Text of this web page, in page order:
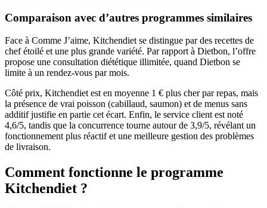
Comparaison avec d’autres programmes similaires
Face à Comme J’aime, Kitchendiet se distingue par des recettes de
chef étoilé et une plus grande variété. Par rapport à Dietbon, l’offre
propose une consultation diététique illimitée, quand Dietbon se
limite à un rendez-vous par mois.
Côté prix, Kitchendiet est en moyenne 1 € plus cher par repas, mais
la présence de vrai poisson (cabillaud, saumon) et de menus sans
additif justifie en partie cet écart. Enfin, le service client est noté
4,6/5, tandis que la concurrence tourne autour de 3,9/5, révélant un
fonctionnement plus réactif et une meilleure gestion des problèmes
de livraison.
Comment fonctionne le programme
Kitchendiet ?